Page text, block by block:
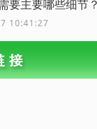
要主要哪些细节？
10:41:27